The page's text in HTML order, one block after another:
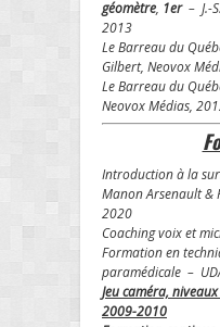
géomètre, 1er – J.-
2013
Le Barreau du
Gilbert, Neovox
Le Barreau du
Neovox Médias,
Introduction à la
Manon Arsenault &
2020
Coaching voix et
Formation en
paramédicale –
Jeu caméra,
2009-2010